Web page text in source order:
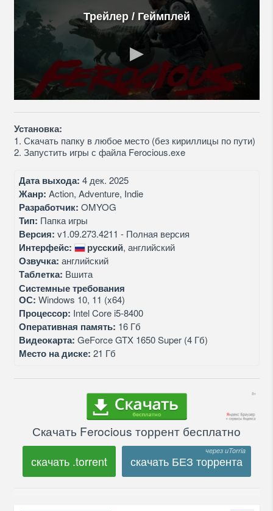
Трейлер / Геймплей
Установка:
1. Скачать папку в любое место (без кириллицы по пути)
2. Запустить игры с файла Ferocious.exe
Дата выхода: 4 дек. 2025
Жанр: Action, Adventure, Indie
Разработчик: OMYOG
Тип: Папка игры
Версия: v1.09.273.4211 - Полная версия
Интерфейс: русский, английский
Озвучка: английский
Таблетка: Вшита
Системные требования
ОС: Windows 10, 11 (x64)
Процессор: Intel Core i5‑8400
Оперативная память: 16 Гб
Видеокарта: GeForce GTX 1650 Super (4 Гб)
Место на диске: 21 Гб
Скачать Ferocious торрент бесплатно
скачать .torrent скачать БЕЗ торрента